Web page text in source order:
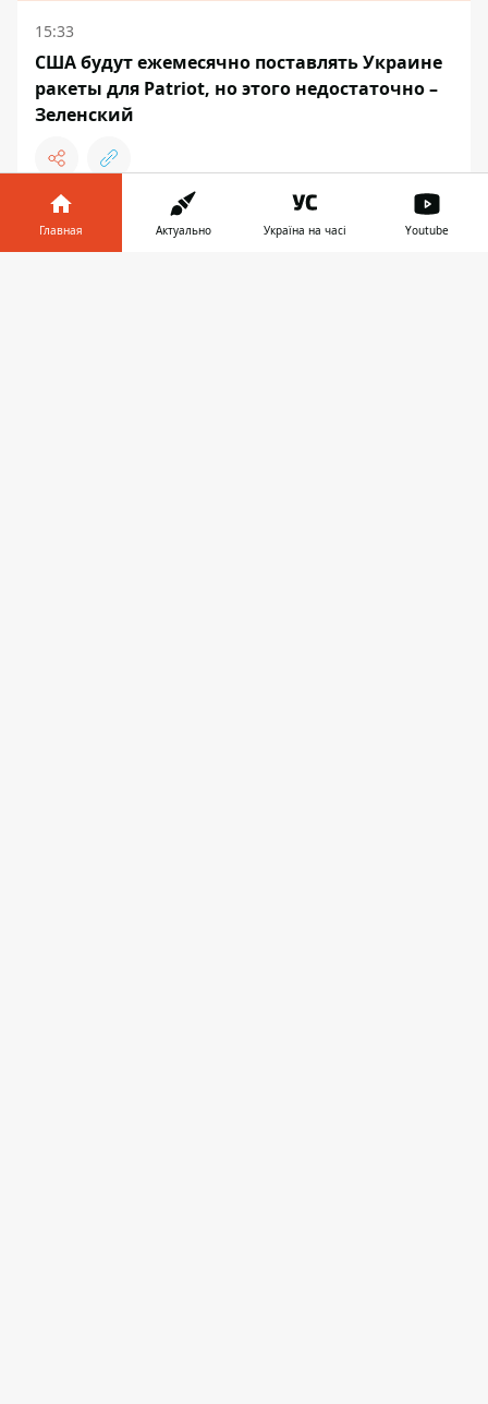
15:33
США будут ежемесячно поставлять Украине
ракеты для Patriot, но этого недостаточно –
Зеленский
15:26
Ученые с помощью ИИ создали 16 вирусов,
Главная Актуально Україна на часі Youtube